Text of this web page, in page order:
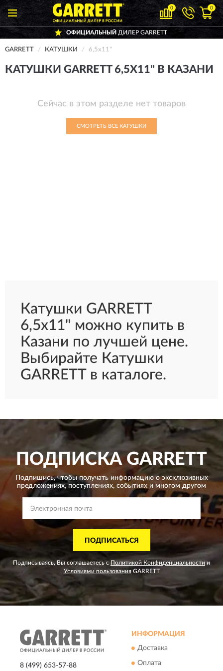
0 0
ОФИЦИАЛЬНЫЙДИЛЕР GARRETT
GARRETT КАТУШКИ 6,5х11"
КАТУШКИ GARRETT 6,5Х11" В КАЗАНИ
Сейчас в этом разделе нет товаров
СМОТРЕТЬ ВСЕ КАТУШКИ
Катушки GARRETT
6,5х11" можно купить в
Казани по лучшей цене.
Выбирайте Катушки
GARRETT в каталоге.
ПОДПИСКАGARRETT
Подпишись, чтобы получать информацию о эксклюзивных
предложениях,поступлениях, событиях и многом другом
ПОДПИСАТЬСЯ
Подписываясь, Вы соглашаетесь сПолитикой Конфиденциальности и
Условиями пользованияGARRETT
8 (499) 653-57-88
ИНФОРМАЦИЯ
Доставка
Оплата